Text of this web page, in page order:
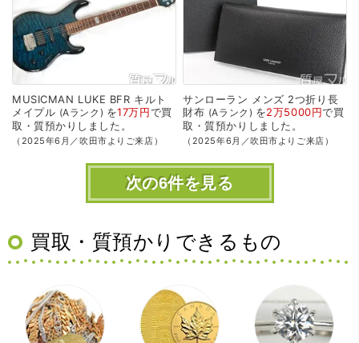
MUSICMAN LUKE BFR キルト
メイプル
Aランク を17万円で買
取・質預かり しました。
（2025年6月／吹田市よりご来店）
サンローラン メンズ 2つ折り長
財布
Aランク を2万5000円で買
取・質預かり しました。
（2025年6月／吹田市よりご来店）
次の6件を見る
買取・質預かりできるもの